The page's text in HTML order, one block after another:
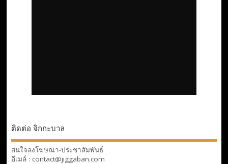
ติดต่อ จิกกะบาล
สนใจลงโฆษณา-ประชาสัมพันธ์
อีเมล์ : contact@jiggaban.com